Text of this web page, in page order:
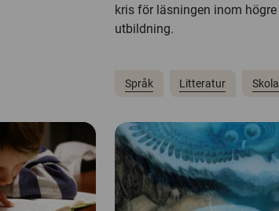
kris för läsningen inom högre
utbildning.
Språk Litteratur Skola